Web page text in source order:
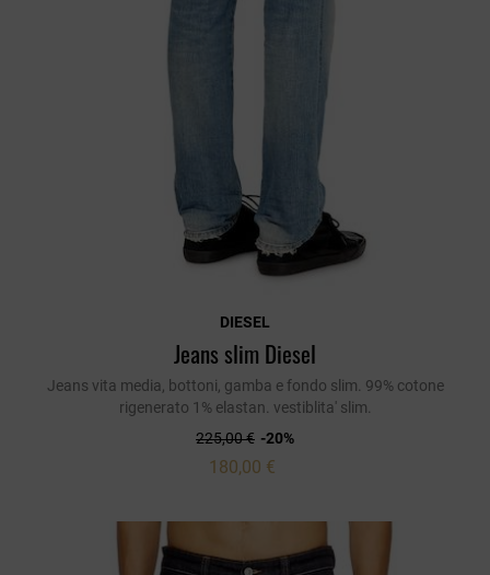
DIESEL
Jeans slim Diesel
Jeans vita media, bottoni, gamba e fondo slim. 99% cotone
rigenerato 1% elastan. vestiblita' slim.
225,00 € -20%
180,00 €